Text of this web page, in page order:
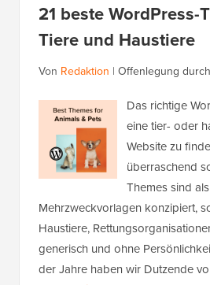
21 beste WordPress-
Tiere und Haustiere
Von Redaktion | Offenlegung
Das richtige
eine tier- oder
Website zu
überraschend
Themes sind
Mehrzweckvorlagen konzipiert,
Haustiere,
generisch und ohne
der Jahre haben wir Dutzende